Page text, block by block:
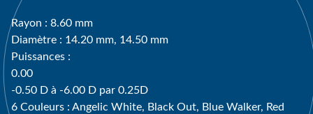
Rayon : 8.60 mm
Diamètre : 14.20 mm, 14.50 mm
Puissances :
0.00
-0.50 D à -6.00 D par 0.25D
6 Couleurs : Angelic White, Black Out, Blue Walker, Red